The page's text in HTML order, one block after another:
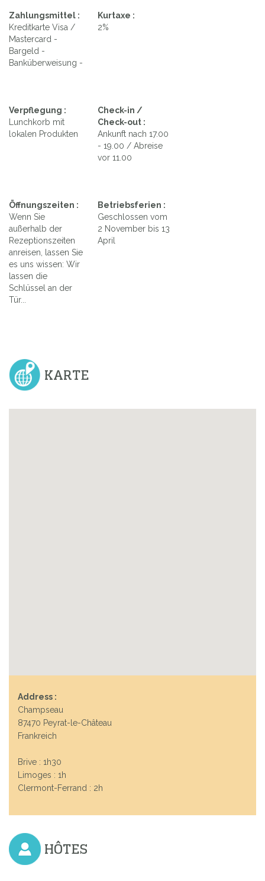
Zahlungsmittel :
Kreditkarte Visa /
Mastercard -
Bargeld -
Banküberweisung -
Kurtaxe :
2%
Verpflegung :
Lunchkorb mit
lokalen Produkten
Check-in /
Check-out :
Ankunft nach 17.00
- 19.00 / Abreise
vor 11.00
Öffnungszeiten :
Wenn Sie
außerhalb der
Rezeptionszeiten
anreisen, lassen Sie
es uns wissen: Wir
lassen die
Schlüssel an der
Tür...
Betriebsferien :
Geschlossen vom
2 November bis 13
April
KARTE
Address :
Champseau
87470 Peyrat-le-Château
Frankreich
Brive : 1h30
Limoges : 1h
Clermont-Ferrand : 2h
HÔTES